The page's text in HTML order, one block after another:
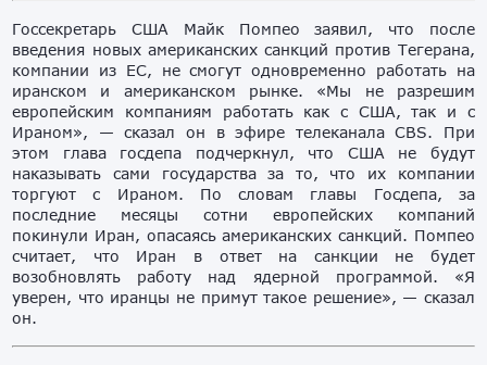
Госсекретарь США Майк Помпео заявил, что после
введения новых американских санкций против Тегерана,
компании из ЕС, не смогут одновременно работать на
иранском и американском рынке. «Мы не разрешим
европейским компаниям работать как с США, так и с
Ираном», — сказал он в эфире телеканала CBS. При
этом глава госдепа подчеркнул, что США не будут
наказывать сами государства за то, что их компании
торгуют с Ираном. По словам главы Госдепа, за
последние месяцы сотни европейских компаний
покинули Иран, опасаясь американских санкций. Помпео
считает, что Иран в ответ на санкции не будет
возобновлять работу над ядерной программой. «Я
уверен, что иранцы не примут такое решение», — сказал
он.